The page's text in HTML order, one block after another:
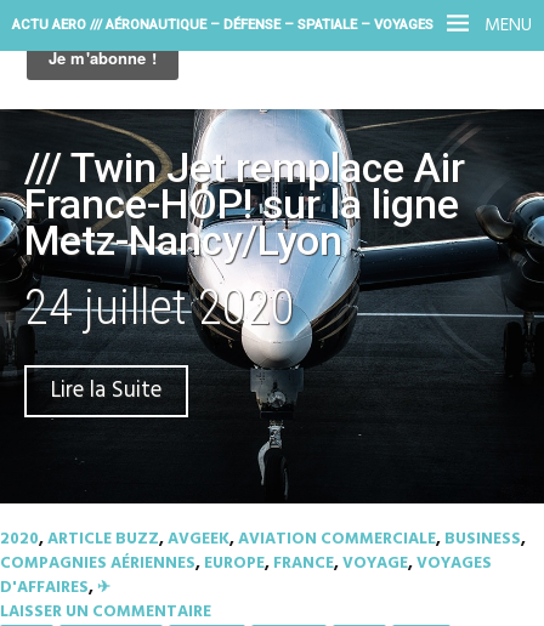
MENU
ACTU AERO /// AÉRONAUTIQUE – DÉFENSE – SPATIALE – VOYAGES
/// Twin Jet remplace Air
France-HOP! sur la ligne
Metz-Nancy/Lyon
24 juillet 2020
Lire la Suite
2020,ARTICLE BUZZ,AVGEEK,AVIATION COMMERCIALE,BUSINESS,
COMPAGNIES AÉRIENNES,EUROPE,FRANCE,VOYAGE,VOYAGES
D'AFFAIRES,✈︎
LAISSER UN COMMENTAIRE